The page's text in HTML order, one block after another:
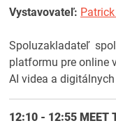
Vystavovateľ:
Spoluzakladateľ
platformu pre online
AI videa a
12:10 - 12:55 MEET